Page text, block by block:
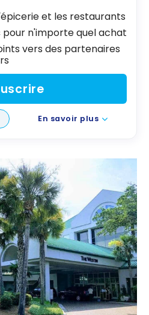
et les restaurants
pour n'importe quel achat
vers des partenaires
En savoir plus